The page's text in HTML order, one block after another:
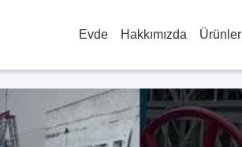
Evde Hakkımızda Ürünler